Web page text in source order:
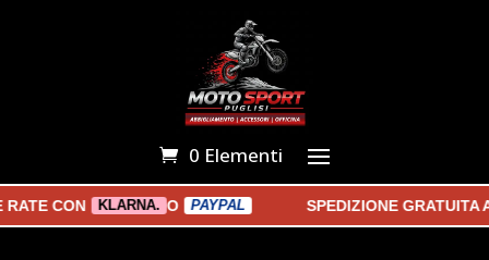
0 Elementi
CON KLARNA. O PAYPAL SPEDIZIONE GRATUITA A